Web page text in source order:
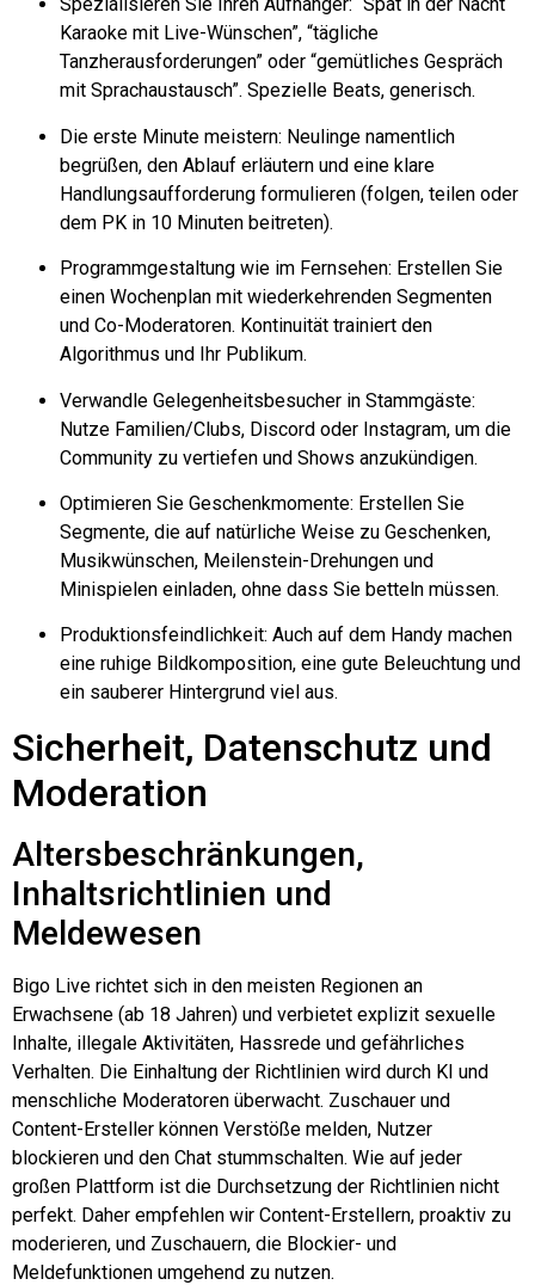
Spezialisieren Sie Ihren Aufhänger: “ Spät in der Nacht
Karaoke mit Live-Wünschen”, “tägliche
Tanzherausforderungen” oder “gemütliches Gespräch
mit Sprachaustausch”. Spezielle Beats, generisch.
Die erste Minute meistern: Neulinge namentlich
begrüßen, den Ablauf erläutern und eine klare
Handlungsaufforderung formulieren (folgen, teilen oder
dem PK in 10 Minuten beitreten).
Programmgestaltung wie im Fernsehen: Erstellen Sie
einen Wochenplan mit wiederkehrenden Segmenten
und Co-Moderatoren. Kontinuität trainiert den
Algorithmus und Ihr Publikum.
Verwandle Gelegenheitsbesucher in Stammgäste:
Nutze Familien/Clubs, Discord oder Instagram, um die
Community zu vertiefen und Shows anzukündigen.
Optimieren Sie Geschenkmomente: Erstellen Sie
Segmente, die auf natürliche Weise zu Geschenken,
Musikwünschen, Meilenstein-Drehungen und
Minispielen einladen, ohne dass Sie betteln müssen.
Produktionsfeindlichkeit: Auch auf dem Handy machen
eine ruhige Bildkomposition, eine gute Beleuchtung und
ein sauberer Hintergrund viel aus.
Sicherheit, Datenschutz und
Moderation
Altersbeschränkungen,
Inhaltsrichtlinien und
Meldewesen
Bigo Live richtet sich in den meisten Regionen an
Erwachsene (ab 18 Jahren) und verbietet explizit sexuelle
Inhalte, illegale Aktivitäten, Hassrede und gefährliches
Verhalten. Die Einhaltung der Richtlinien wird durch KI und
menschliche Moderatoren überwacht. Zuschauer und
Content-Ersteller können Verstöße melden, Nutzer
blockieren und den Chat stummschalten. Wie auf jeder
großen Plattform ist die Durchsetzung der Richtlinien nicht
perfekt. Daher empfehlen wir Content-Erstellern, proaktiv zu
moderieren, und Zuschauern, die Blockier- und
Meldefunktionen umgehend zu nutzen.